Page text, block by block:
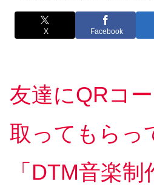
X Facebook
友達にQRコ
取ってもらっ
「DTM音楽制